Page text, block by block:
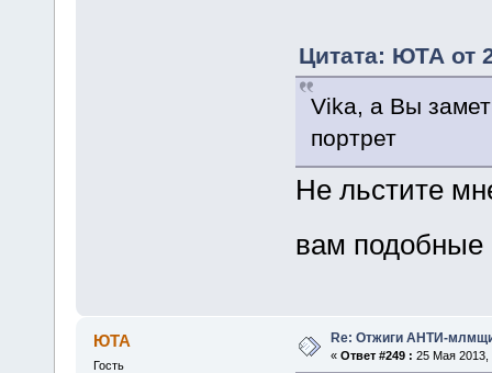
Цитата: ЮТА от
Vika, а Вы
портрет
Не льстите
вам подобные
ЮТА
Гость
Re: Отжиги АНТИ-
« Ответ #249 : 25 Мая 2013,